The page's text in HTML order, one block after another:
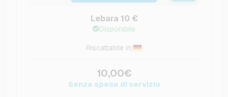
Lebara 10 €
Disponibile
Riscattabile in:
10,00€
Senza spese di servizio